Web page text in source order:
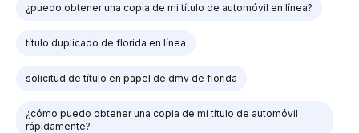
¿puedo obtener una copia de mi título de automóvil en línea?
título duplicado de florida en línea
solicitud de título en papel de dmv de florida
¿cómo puedo obtener una copia de mi título de automóvil
rápidamente?